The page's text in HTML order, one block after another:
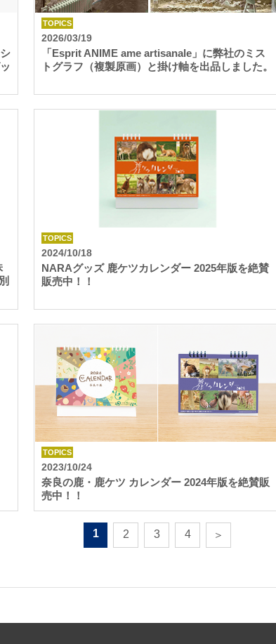
TOPICS
2026/03/19
「Esprit ANIME ame artisanale」に弊社のミス
トグラフ（複製原画）と掛け軸を出品しました。
TOPICS
2024/10/18
NARAグッズ 鹿ケツカレンダー 2025年版を絶賛
販売中！！
TOPICS
2023/10/24
奈良の鹿・鹿ケツ カレンダー 2024年版を絶賛販
売中！！
1 2 3 4 ＞